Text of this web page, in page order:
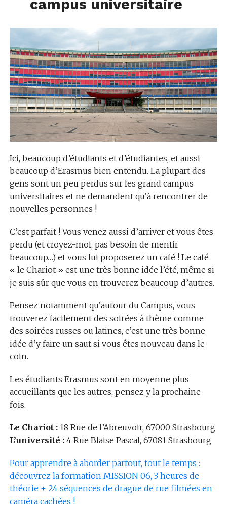
campus universitaire
Ici, beaucoup d’étudiants et d’étudiantes, et aussi
beaucoup d’Erasmus bien entendu. La plupart des
gens sont un peu perdus sur les grand campus
universitaires et ne demandent qu’à rencontrer de
nouvelles personnes !
C’est parfait ! Vous venez aussi d’arriver et vous êtes
perdu (et croyez-moi, pas besoin de mentir
beaucoup…) et vous lui proposerez un café ! Le café
« le Chariot » est une très bonne idée l’été, même si
je suis sûr que vous en trouverez beaucoup d’autres.
Pensez notamment qu’autour du Campus, vous
trouverez facilement des soirées à thème comme
des soirées russes ou latines, c’est une très bonne
idée d’y faire un saut si vous êtes nouveau dans le
coin.
Les étudiants Erasmus sont en moyenne plus
accueillants que les autres, pensez y la prochaine
fois.
Le Chariot :18 Rue de l’Abreuvoir, 67000 Strasbourg
L’université :4 Rue Blaise Pascal, 67081 Strasbourg
Pour apprendre à aborder partout, tout le temps :
découvrez la formation MISSION 06, 3 heures de
théorie + 24 séquences de drague de rue filmées en
caméra cachées !